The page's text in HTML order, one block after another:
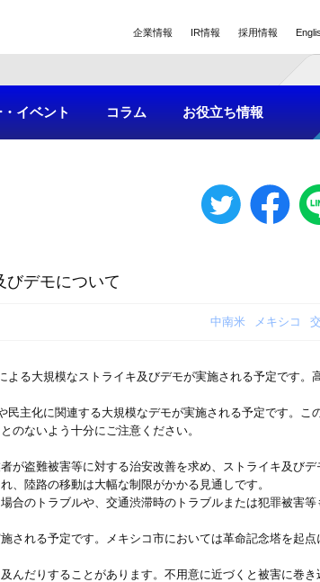
企業情報 IR情報 採用情報
イベント コラム お役立ち情報
デモについて
中南米 メキシコ
る大規模なストライキ及びデモが実施される予定です。
主化に関連する大規模なデモが実施される予定です。こ
のないよう十分にご注意ください。
盗難被害等に対する治安改善を求め、ストライキ及びデ
、陸路の移動は大幅な制限がかかる見通しです。
のトラブルや、交通渋滞時のトラブルまたは犯罪被害等
れる予定です。メキシコ市においては革命記念塔を起点
だりすることがあります。不用意に近づくと被害に巻き